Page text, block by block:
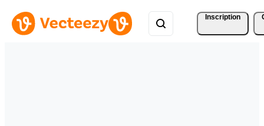
Inscription